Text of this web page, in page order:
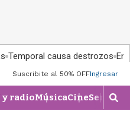
Temporal causa destrozos En
Suscribite al 50% OFFIngresar
y radioMúsicaCineSeries
M
o